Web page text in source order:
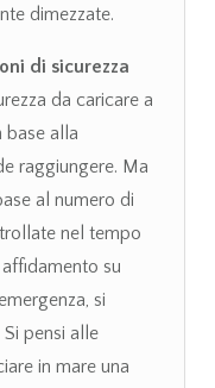
dimezzate.
di sicurezza
da caricare a
base alla
raggiungere. Ma
al numero di
nel tempo
su
si
pensi alle
in mare una